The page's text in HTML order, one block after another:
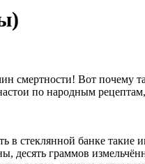
смертности! Вот почему
по народным
стеклянной банке такие
десять граммов